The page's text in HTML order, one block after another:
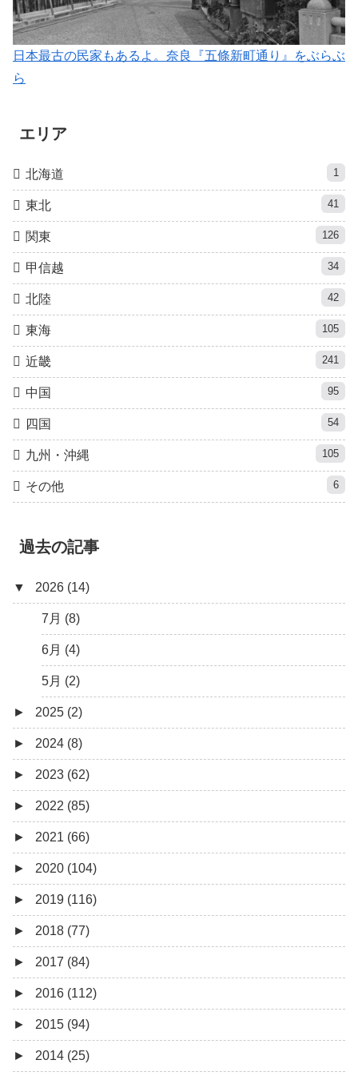
日本最古の民家もあるよ。奈良『五條新町通り』をぶらぶ
ら
エリア
北海道 1
東北 41
関東 126
甲信越 34
北陸 42
東海 105
近畿 241
中国 95
四国 54
九州・沖縄 105
その他 6
過去の記事
▼ 2026 (14)
7月 (8)
6月 (4)
5月 (2)
► 2025 (2)
12月 (1)
6月 (1)
► 2024 (8)
8月 (1)
7月 (1)
5月 (2)
4月 (3)
3月 (1)
► 2023 (62)
9月 (1)
8月 (1)
7月 (8)
6月 (5)
5月 (7)
4月 (9)
3月 (15)
2月 (6)
1月 (10)
► 2022 (85)
12月 (3)
10月 (1)
9月 (4)
8月 (5)
7月 (5)
6月 (8)
5月 (13)
4月 (12)
► 2021 (66)
12月 (4)
11月 (8)
10月 (1)
8月 (2)
7月 (4)
6月 (6)
5月 (5)
► 2020 (104)
12月 (7)
11月 (10)
10月 (8)
9月 (5)
8月 (9)
7月 (8)
► 2019 (116)
12月 (9)
11月 (11)
10月 (9)
9月 (16)
8月 (9)
► 2018 (77)
12月 (6)
11月 (4)
10月 (8)
9月 (12)
► 2017 (84)
12月 (5)
11月 (3)
10月 (5)
► 2016 (112)
12月 (5)
11月 (11)
► 2015 (94)
12月 (4)
► 2014 (25)